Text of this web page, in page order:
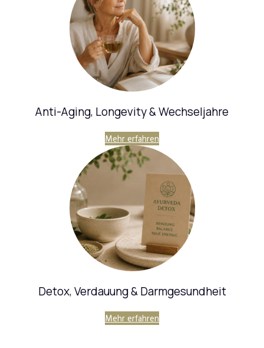
Anti-Aging, Longevity & Wechseljahre
Mehr erfahren
Detox, Verdauung & Darmgesundheit
Mehr erfahren